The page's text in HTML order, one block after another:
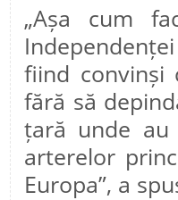
„Așa cum
fiind convinși
fără să
țară unde
arterelor
Europa”, a